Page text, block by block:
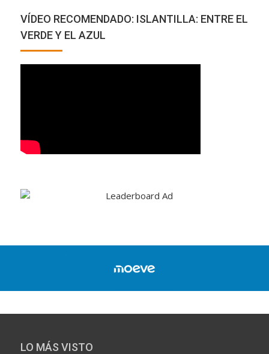
VÍDEO RECOMENDADO: ISLANTILLA: ENTRE EL
VERDE Y EL AZUL
LO MÁS VISTO